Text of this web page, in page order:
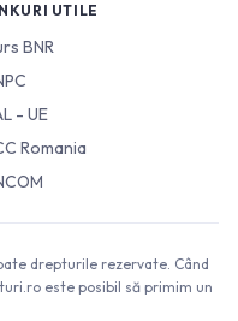
UTILE
BNR
- UE
Romania
drepturile rezervate. Când
este posibil să primim un